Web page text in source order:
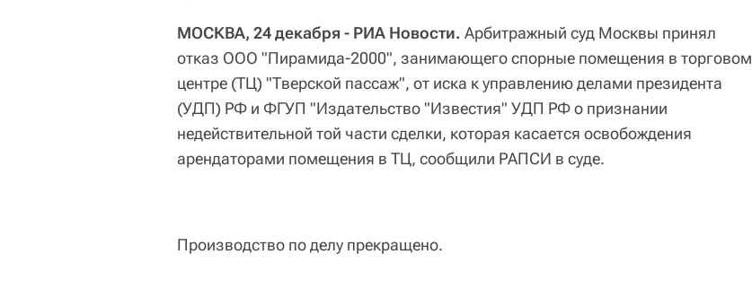
МОСКВА, 24 декабря - РИА Новости. Арбитражный суд Москвы принял
отказ ООО "Пирамида-2000", занимающего спорные помещения в торговом
центре (ТЦ) "Тверской пассаж", от иска к управлению делами президента
(УДП) РФ и ФГУП "Издательство "Известия" УДП РФ о признании
недействительной той части сделки, которая касается освобождения
арендаторами помещения в ТЦ, сообщили РАПСИ в суде.
Производство по делу прекращено.